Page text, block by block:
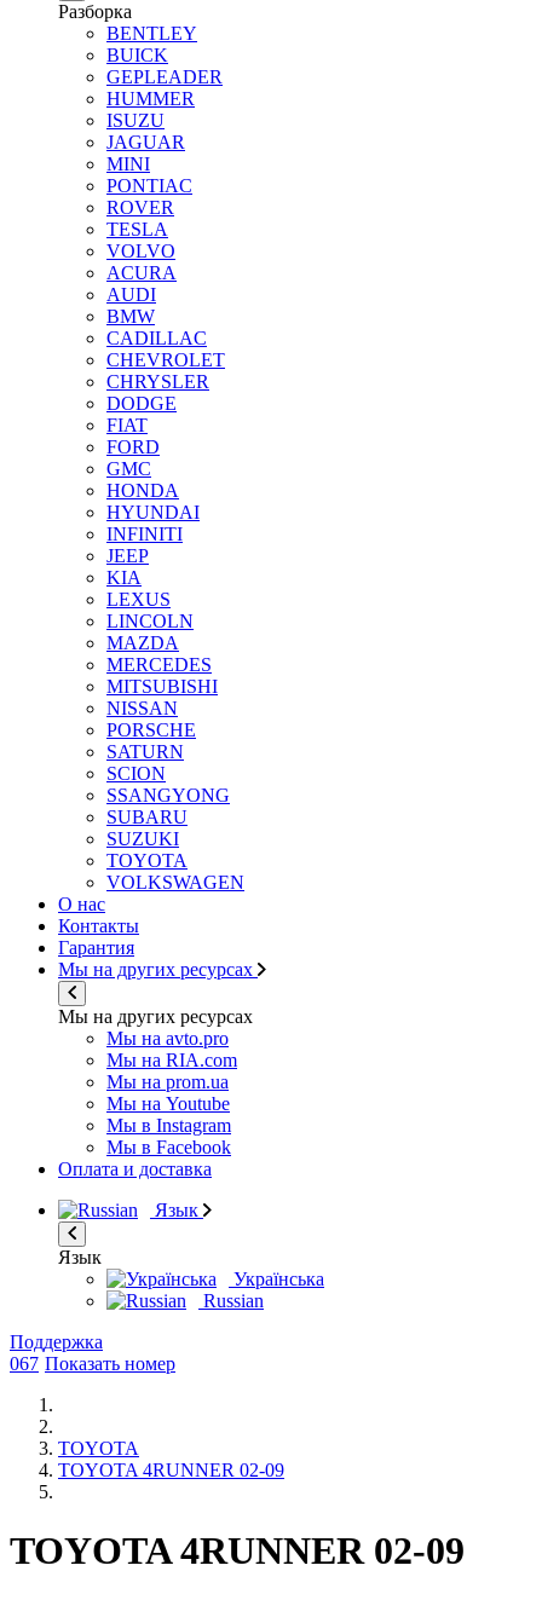
Разборка
BENTLEY
BUICK
GEPLEADER
HUMMER
ISUZU
JAGUAR
MINI
PONTIAC
ROVER
TESLA
VOLVO
ACURA
AUDI
BMW
CADILLAC
CHEVROLET
CHRYSLER
DODGE
FIAT
FORD
GMC
HONDA
HYUNDAI
INFINITI
JEEP
KIA
LEXUS
LINCOLN
MAZDA
MERCEDES
MITSUBISHI
NISSAN
PORSCHE
SATURN
SCION
SSANGYONG
SUBARU
SUZUKI
TOYOTA
VOLKSWAGEN
О нас
Контакты
Гарантия
Мы на других ресурсах
Мы на других ресурсах
Мы на avto.pro
Мы на RIA.com
Мы на prom.ua
Мы на Youtube
Мы в Instagram
Мы в Facebook
Оплата и доставка
Язык
Язык
Українська
Russian
Поддержка
067 Показать номер
TOYOTA
TOYOTA 4RUNNER 02-09
TOYOTA 4RUNNER 02-09